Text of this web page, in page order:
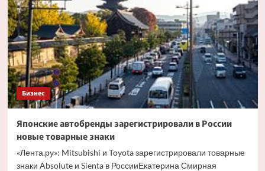
Бизнес
Японские автобренды зарегистрировали в России
новые товарные знаки
«Лента.ру»: Mitsubishi и Toyota зарегистрировали товарные
знаки Absolute и Sienta в РоссииЕкатерина Смирная